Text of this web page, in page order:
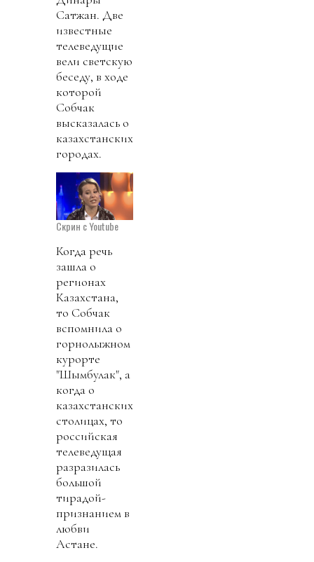
Сатжан. Две
известные
телеведущие
вели светскую
беседу, в ходе
которой
Собчак
высказалась о
казахстанских
городах.
Скрин с Youtube
Когда речь
зашла о
регионах
Казахстана,
то Собчак
вспомнила о
горнолыжном
курорте
"Шымбулак", а
когда о
казахстанских
столицах, то
российская
телеведущая
разразилась
большой
тирадой-
признанием в
любви
Астане.